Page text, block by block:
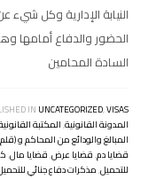
النيابة الإدارية وكل شيء
الحضور والدفاع
السادة المحامين
IN UNCATEGORIZED,VISAS
المدونة القانونية,المكتبة
المبالغ والودائع من المحاكم و (قلم
قضايا دم,قضايا عرض,قضايا مال,
للتحميل,مذكرات دفاع جنائي